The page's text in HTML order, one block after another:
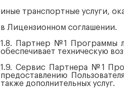
иные транспортные услуги,
в Лицензионном соглашении.
1.8. Партнер №1 Программы
обеспечивает техническую
1.9. Сервис Партнера №1
предоставлению
также дополнительных услуг.